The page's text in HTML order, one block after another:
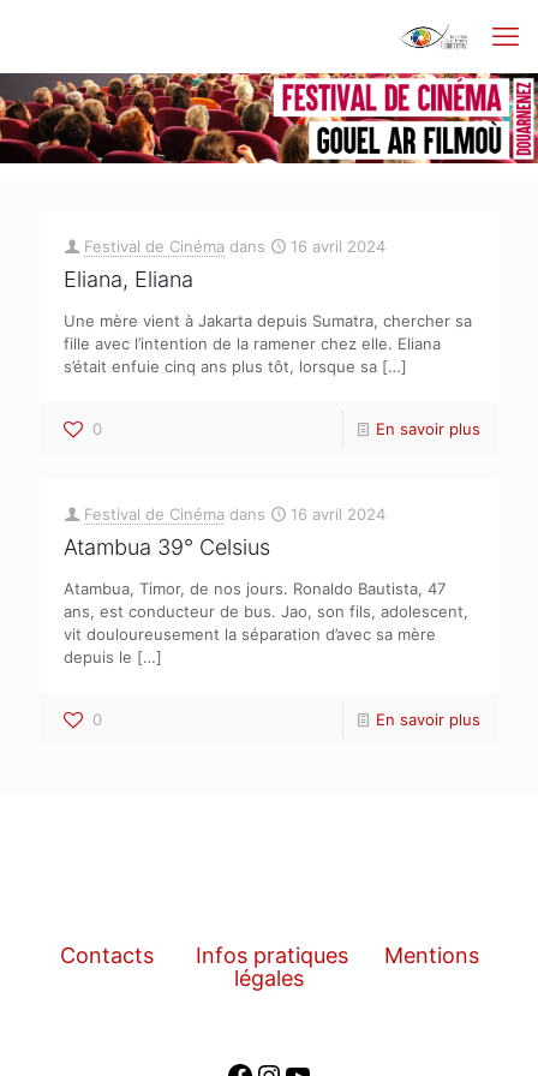
Festival de Cinéma dans 16 avril 2024
Eliana, Eliana
Une mère vient à Jakarta depuis Sumatra, chercher sa
fille avec l’intention de la ramener chez elle. Eliana
s’était enfuie cinq ans plus tôt, lorsque sa […]
0 En savoir plus
Festival de Cinéma dans 16 avril 2024
Atambua 39° Celsius
Atambua, Timor, de nos jours. Ronaldo Bautista, 47
ans, est conducteur de bus. Jao, son fils, adolescent,
vit douloureusement la séparation d’avec sa mère
depuis le […]
0 En savoir plus
Contacts Infos pratiques
Mentions
légales